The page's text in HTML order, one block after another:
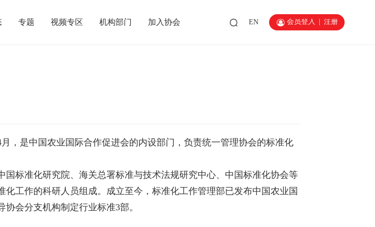
专题 视频专区 机构部门 加入协会 EN 会员登入 注册
，是中国农业国际合作促进会的内设部门，负责统一管理协会的标准化
标准化研究院、海关总署标准与技术法规研究中心、中国标准化协会等
工作的科研人员组成。成立至今，标准化工作管理部已发布中国农业国
会分支机构制定行业标准3部。